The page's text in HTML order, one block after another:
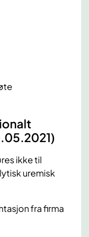
ikke til
uremisk
fra firma